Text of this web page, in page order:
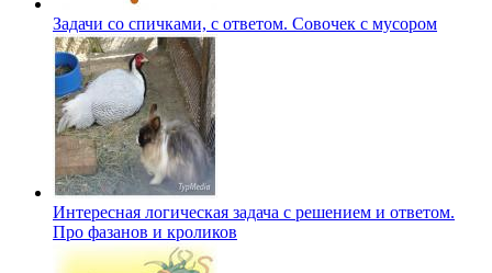
Задачи со спичками, с ответом. Совочек с мусором
Интересная логическая задача с решением и ответом.
Про фазанов и кроликов